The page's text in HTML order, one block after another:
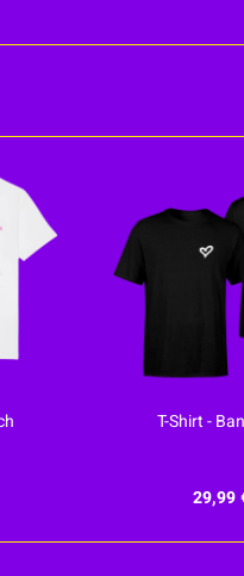
T-Shirt -
29,99